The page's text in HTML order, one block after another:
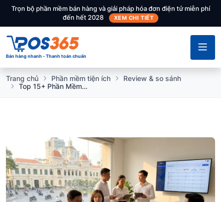
Trọn bộ phần mềm bán hàng và giải pháp hóa đơn điện tử miễn phí
đến hết 2028
XEM CHI TIẾT
Bán hàng nhanh - Thanh toán chuẩn
Trang chủ Phần mềm tiện ích
Review & so sánh
Top 15+ Phần Mềm Quản Lý Nhân Sự (HRM) Tốt Nhất 2026